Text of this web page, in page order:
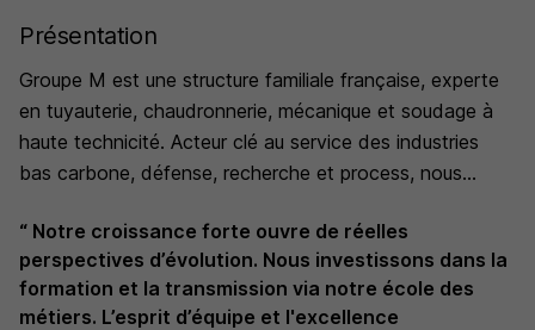
Présentation
Groupe M est une structure familiale française, experte
en tuyauterie, chaudronnerie, mécanique et soudage à
haute technicité. Acteur clé au service des industries
bas carbone, défense, recherche et process, nous
innovation.
“ Notre croissance forte ouvre de réelles
perspectives d’évolution. Nous investissons dans la
formation et la transmission via notre école des
métiers. L’esprit d’équipe et l'excellence